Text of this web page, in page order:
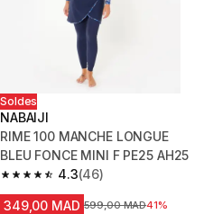
Soldes
NABAIJI
RIME 100 MANCHE LONGUE
BLEU FONCE MINI F PE25 AH25
4.3
4.3 out of 5 stars from 46 reviews
(46)
349,00 MAD Prix avant la réduction
599,00 MAD41%